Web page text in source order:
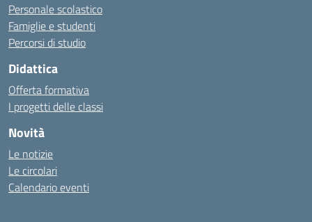
Personale scolastico
Famiglie e studenti
Percorsi di studio
Didattica
Offerta formativa
I progetti delle classi
Novità
Le notizie
Le circolari
Calendario eventi